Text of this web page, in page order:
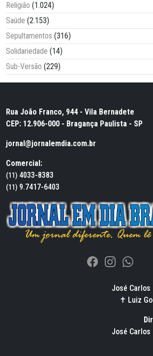
Religião (1.024)
Saúde (2.153)
Sepultamentos (316)
Solidariedade (14)
Sub-Versão (229)
Rua João Franco, 944 - Vila Bernadete
CEP: 12.906-000 - Bragança Paulista - SP
jornal@jornalemdia.com.br
Comercial:
(11) 4033-8383
(11) 9.7417-6403
José
✝ Luiz
José